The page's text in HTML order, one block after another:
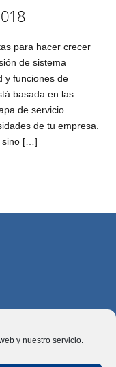
y nuestro servicio.
para hacer crecer
de sistema
y funciones de
basada en las
de servicio
de tu empresa.
sino […]